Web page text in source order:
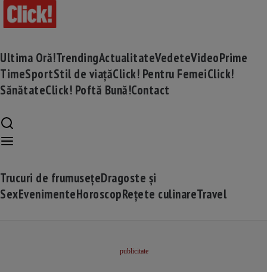
Ultima Oră!TrendingActualitateVedeteVideoPrime
TimeSportStil de viațăClick! Pentru FemeiClick!
SănătateClick! Poftă Bună!Contact
Trucuri de frumusețeDragoste și
SexEvenimenteHoroscopRețete culinareTravel